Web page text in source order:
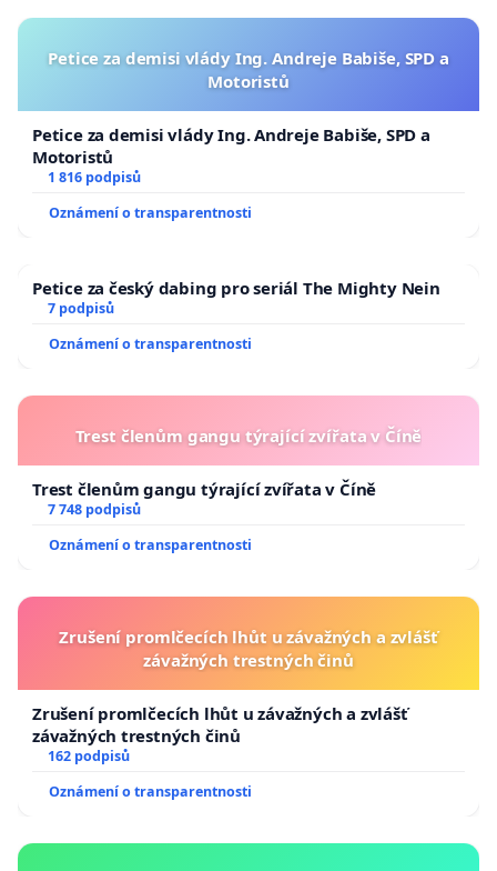
Petice za demisi vlády Ing. Andreje Babiše, SPD a
Motoristů
Petice za demisi vlády Ing. Andreje Babiše, SPD a
Motoristů
1 816 podpisů
Oznámení o transparentnosti
Petice za český dabing pro seriál The Mighty Nein
7 podpisů
Oznámení o transparentnosti
Trest členům gangu týrající zvířata v Číně
Trest členům gangu týrající zvířata v Číně
7 748 podpisů
Oznámení o transparentnosti
Zrušení promlčecích lhůt u závažných a zvlášť
závažných trestných činů
Zrušení promlčecích lhůt u závažných a zvlášť
závažných trestných činů
162 podpisů
Oznámení o transparentnosti